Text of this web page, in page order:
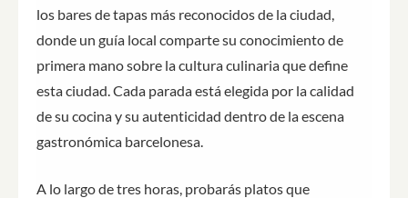
los bares de tapas más reconocidos de la ciudad,
donde un guía local comparte su conocimiento de
primera mano sobre la cultura culinaria que define
esta ciudad. Cada parada está elegida por la calidad
de su cocina y su autenticidad dentro de la escena
gastronómica barcelonesa.
A lo largo de tres horas, probarás platos que